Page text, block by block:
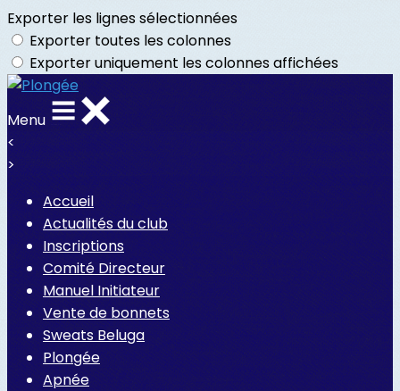
Exporter les lignes sélectionnées
Exporter toutes les colonnes
Exporter uniquement les colonnes affichées
Menu
<
>
Accueil
Actualités du club
Inscriptions
Comité Directeur
Manuel Initiateur
Vente de bonnets
Sweats Beluga
Plongée
Apnée